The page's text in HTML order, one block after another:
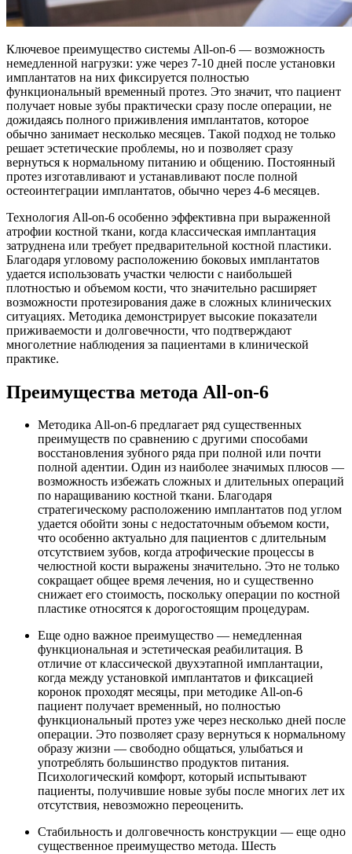
Ключевое преимущество системы All-on-6 — возможность
немедленной нагрузки: уже через 7-10 дней после установки
имплантатов на них фиксируется полностью
функциональный временный протез. Это значит, что пациент
получает новые зубы практически сразу после операции, не
дожидаясь полного приживления имплантатов, которое
обычно занимает несколько месяцев. Такой подход не только
решает эстетические проблемы, но и позволяет сразу
вернуться к нормальному питанию и общению. Постоянный
протез изготавливают и устанавливают после полной
остеоинтеграции имплантатов, обычно через 4-6 месяцев.
Технология All-on-6 особенно эффективна при выраженной
атрофии костной ткани, когда классическая имплантация
затруднена или требует предварительной костной пластики.
Благодаря угловому расположению боковых имплантатов
удается использовать участки челюсти с наибольшей
плотностью и объемом кости, что значительно расширяет
возможности протезирования даже в сложных клинических
ситуациях. Методика демонстрирует высокие показатели
приживаемости и долговечности, что подтверждают
многолетние наблюдения за пациентами в клинической
практике.
Преимущества метода All-on-6
Методика All-on-6 предлагает ряд существенных
преимуществ по сравнению с другими способами
восстановления зубного ряда при полной или почти
полной адентии. Один из наиболее значимых плюсов —
возможность избежать сложных и длительных операций
по наращиванию костной ткани. Благодаря
стратегическому расположению имплантатов под углом
удается обойти зоны с недостаточным объемом кости,
что особенно актуально для пациентов с длительным
отсутствием зубов, когда атрофические процессы в
челюстной кости выражены значительно. Это не только
сокращает общее время лечения, но и существенно
снижает его стоимость, поскольку операции по костной
пластике относятся к дорогостоящим процедурам.
Еще одно важное преимущество — немедленная
функциональная и эстетическая реабилитация. В
отличие от классической двухэтапной имплантации,
когда между установкой имплантатов и фиксацией
коронок проходят месяцы, при методике All-on-6
пациент получает временный, но полностью
функциональный протез уже через несколько дней после
операции. Это позволяет сразу вернуться к нормальному
образу жизни — свободно общаться, улыбаться и
употреблять большинство продуктов питания.
Психологический комфорт, который испытывают
пациенты, получившие новые зубы после многих лет их
отсутствия, невозможно переоценить.
Стабильность и долговечность конструкции — еще одно
существенное преимущество метода. Шесть